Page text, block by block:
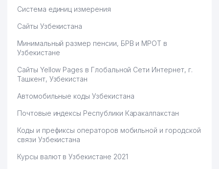
Система единиц измерения
Сайты Узбекистана
Минимальный размер пенсии, БРВ и МРОТ в
Узбекистане
Сайты Yellow Pages в Глобальной Сети Интернет, г.
Ташкент, Узбекистан
Автомобильные коды Узбекистана
Почтовые индексы Республики Каракалпакстан
Коды и префиксы операторов мобильной и городской
связи Узбекистана
Курсы валют в Узбекистане 2021